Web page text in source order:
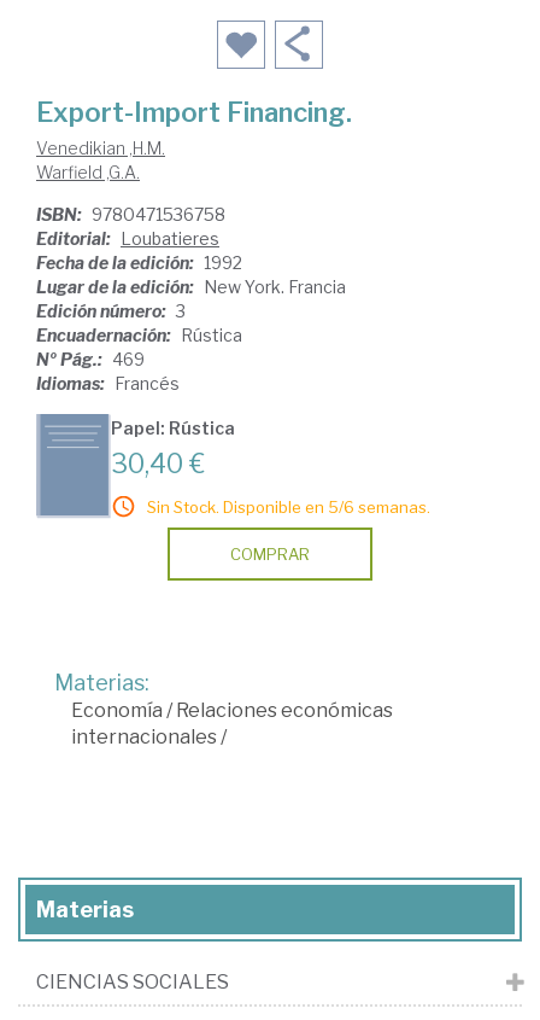
Export-Import Financing.
Venedikian ,H.M.
Warfield ,G.A.
ISBN: 9780471536758
Editorial: Loubatieres
Fecha de la edición: 1992
Lugar de la edición: New York. Francia
Edición número: 3
Encuadernación: Rústica
Nº Pág.: 469
Idiomas: Francés
Papel: Rústica
30,40 €
Sin Stock. Disponible en 5/6 semanas.
COMPRAR
Materias:
Economía /Relaciones económicas
internacionales/
Materias
CIENCIAS SOCIALES